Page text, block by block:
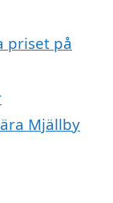
priset på
Mjällby